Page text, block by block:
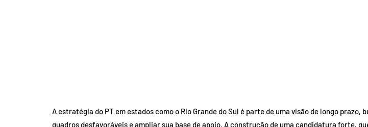
A estratégia do PT em estados como o Rio Grande do Sul é parte de uma visão de longo prazo,
quadros desfavoráveis e ampliar sua base de apoio. A construção de uma candidatura forte,